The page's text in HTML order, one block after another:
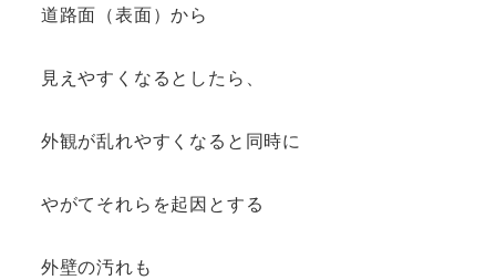
道路面（表面）から
見えやすくなるとしたら、
外観が乱れやすくなると同時に
やがてそれらを起因とする
外壁の汚れも